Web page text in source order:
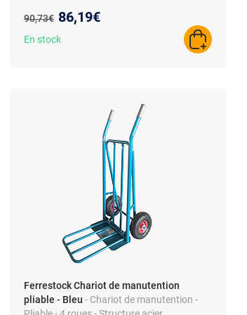
AU PANIER
Ancien prix :
90,73€ Nouveau prix :
86,19€
En stock
AJOUTER
Ferrestock Chariot de manutention
pliable - Bleu - Chariot de manutention -